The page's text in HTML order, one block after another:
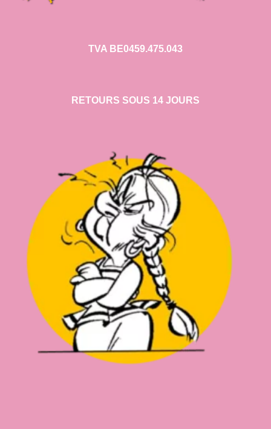
TVA BE0459.475.043
RETOURS SOUS 14 JOURS